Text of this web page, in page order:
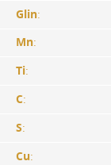
Glin:
Mn:
Ti:
C:
S:
Cu: